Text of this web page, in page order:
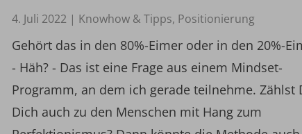
4. Juli 2022 | Knowhow & Tipps, Positionierung
Gehört das in den 80%-Eimer oder in den 20%-
- Häh? - Das ist eine Frage aus einem Mindset-
Programm, an dem ich gerade teilnehme. Zählst
Dich auch zu den Menschen mit Hang zum